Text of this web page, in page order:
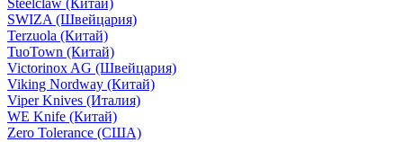
Steelclaw (Китай)
SWIZA (Швейцария)
Terzuola (Китай)
TuoTown (Китай)
Victorinox AG (Швейцария)
Viking Nordway (Китай)
Viper Knives (Италия)
WE Knife (Китай)
Zero Tolerance (США)